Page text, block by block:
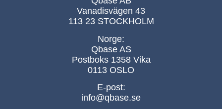
Vanadisvägen 43
113 23 STOCKHOLM
Norge:
Qbase AS
Postboks 1358 Vika
0113 OSLO
E-post:
info@qbase.se